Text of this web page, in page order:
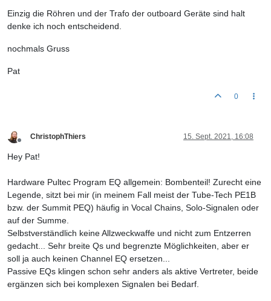
Einzig die Röhren und der Trafo der outboard Geräte sind halt
denke ich noch entscheidend.
nochmals Gruss
Pat
0
ChristophThiers 15. Sept. 2021, 16:08
Hey Pat!
Hardware Pultec Program EQ allgemein: Bombenteil! Zurecht eine
Legende, sitzt bei mir (in meinem Fall meist der Tube-Tech PE1B
bzw. der Summit PEQ) häufig in Vocal Chains, Solo-Signalen oder
auf der Summe.
Selbstverständlich keine Allzweckwaffe und nicht zum Entzerren
gedacht... Sehr breite Qs und begrenzte Möglichkeiten, aber er
soll ja auch keinen Channel EQ ersetzen...
Passive EQs klingen schon sehr anders als aktive Vertreter, beide
ergänzen sich bei komplexen Signalen bei Bedarf.